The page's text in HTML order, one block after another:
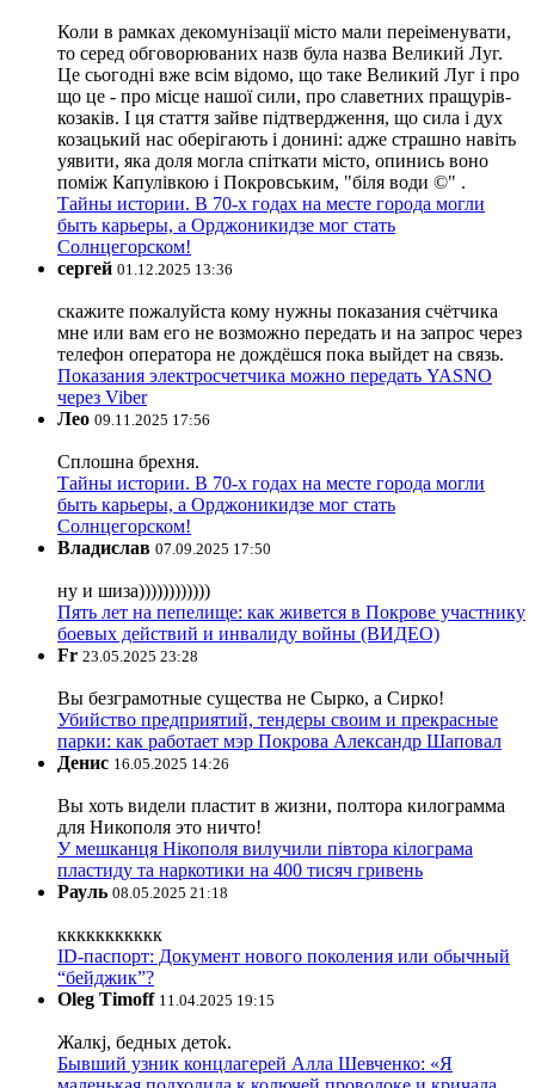
Коли в рамках декомунізації місто мали переіменувати,
то серед обговорюваних назв була назва Великий Луг.
Це сьогодні вже всім відомо, що таке Великий Луг і про
що це - про місце нашої сили, про славетних пращурів-
козаків. І ця стаття зайве підтвердження, що сила і дух
козацький нас оберігають і донині: адже страшно навіть
уявити, яка доля могла спіткати місто, опинись воно
поміж Капулівкою і Покровським, "біля води ©" .
Тайны истории. В 70-х годах на месте города могли
быть карьеры, а Орджоникидзе мог стать
Солнцегорском!
сергей 01.12.2025 13:36
скажите пожалуйста кому нужны показания счётчика
мне или вам его не возможно передать и на запрос через
телефон оператора не дождёшся пока выйдет на связь.
Показания электросчетчика можно передать YASNO
через Viber
Лео 09.11.2025 17:56
Сплошна брехня.
Тайны истории. В 70-х годах на месте города могли
быть карьеры, а Орджоникидзе мог стать
Солнцегорском!
Владислав 07.09.2025 17:50
ну и шиза))))))))))))
Пять лет на пепелище: как живется в Покрове участнику
боевых действий и инвалиду войны (ВИДЕО)
Fr 23.05.2025 23:28
Вы безграмотные существа не Сырко, а Сирко!
Убийство предприятий, тендеры своим и прекрасные
парки: как работает мэр Покрова Александр Шаповал
Денис 16.05.2025 14:26
Вы хоть видели пластит в жизни, полтора килограмма
для Никополя это ничто!
У мешканця Нікополя вилучили півтора кілограма
пластиду та наркотики на 400 тисяч гривень
Рауль 08.05.2025 21:18
ккккккккккк
ID-паспорт: Документ нового поколения или обычный
“бейджик”?
Oleg Timoff 11.04.2025 19:15
Жалкj, бедных детok.
Бывший узник концлагерей Алла Шевченко: «Я